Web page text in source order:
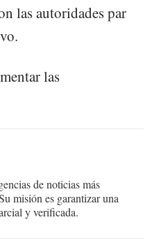
las autoridades par
las
de noticias más
misión es garantizar una
y verificada.